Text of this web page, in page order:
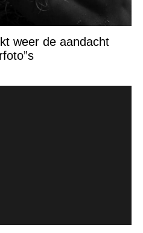
weer de aandacht